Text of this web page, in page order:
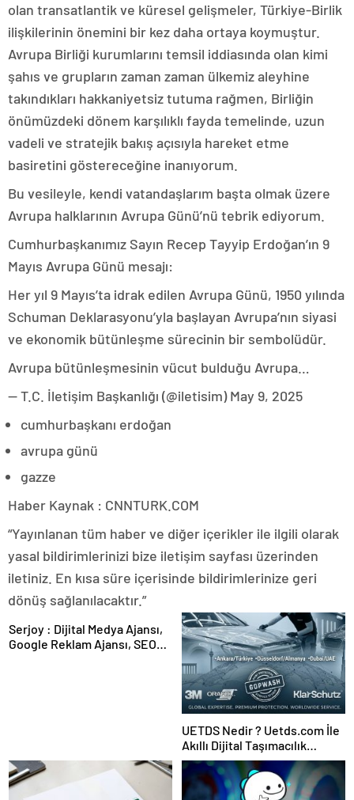
olan transatlantik ve küresel gelişmeler, Türkiye-Birlik
ilişkilerinin önemini bir kez daha ortaya koymuştur.
Avrupa Birliği kurumlarını temsil iddiasında olan kimi
şahıs ve grupların zaman zaman ülkemiz aleyhine
takındıkları hakkaniyetsiz tutuma rağmen, Birliğin
önümüzdeki dönem karşılıklı fayda temelinde, uzun
vadeli ve stratejik bakış açısıyla hareket etme
basiretini göstereceğine inanıyorum.
Bu vesileyle, kendi vatandaşlarım başta olmak üzere
Avrupa halklarının Avrupa Günü’nü tebrik ediyorum.
Cumhurbaşkanımız Sayın Recep Tayyip Erdoğan’ın 9
Mayıs Avrupa Günü mesajı:
Her yıl 9 Mayıs’ta idrak edilen Avrupa Günü, 1950 yılında
Schuman Deklarasyonu’yla başlayan Avrupa’nın siyasi
ve ekonomik bütünleşme sürecinin bir sembolüdür.
Avrupa bütünleşmesinin vücut bulduğu Avrupa…
— T.C. İletişim Başkanlığı (@iletisim) May 9, 2025
cumhurbaşkanı erdoğan
avrupa günü
gazze
Haber Kaynak : CNNTURK.COM
“Yayınlanan tüm haber ve diğer içerikler ile ilgili olarak
yasal bildirimlerinizi bize iletişim sayfası üzerinden
iletiniz. En kısa süre içerisinde bildirimlerinize geri
dönüş sağlanılacaktır.”
Serjoy : Dijital Medya Ajansı,
Google Reklam Ajansı, SEO
UETDS Nedir ? Uetds.com İle
Akıllı Dijital Taşımacılık
Yazılımı